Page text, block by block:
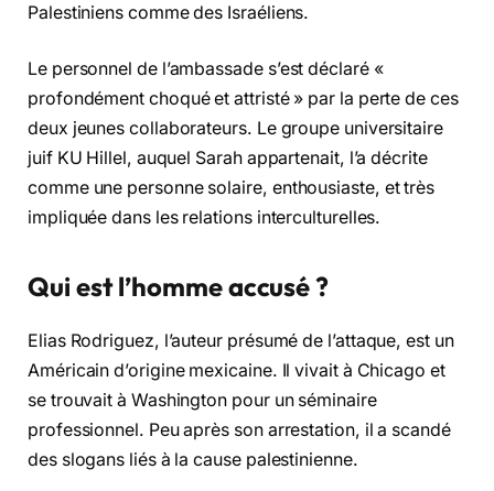
Palestiniens comme des Israéliens.
Le personnel de l’ambassade s’est déclaré «
profondément choqué et attristé » par la perte de ces
deux jeunes collaborateurs. Le groupe universitaire
juif KU Hillel, auquel Sarah appartenait, l’a décrite
comme une personne solaire, enthousiaste, et très
impliquée dans les relations interculturelles.
Qui est l’homme accusé ?
Elias Rodriguez, l’auteur présumé de l’attaque, est un
Américain d’origine mexicaine. Il vivait à Chicago et
se trouvait à Washington pour un séminaire
professionnel. Peu après son arrestation, il a scandé
des slogans liés à la cause palestinienne.